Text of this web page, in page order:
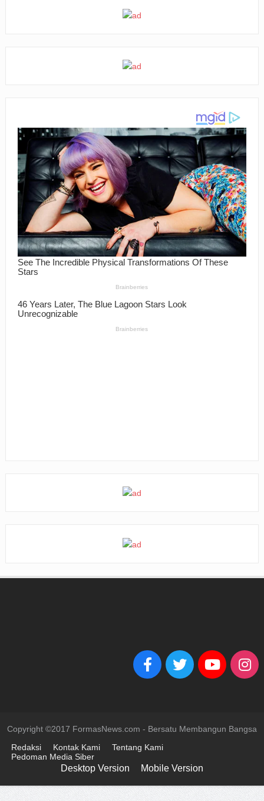
Copyright ©2017 FormasNews.com - Bersatu Membangun Bangsa
Redaksi
Kontak Kami
Tentang Kami
Pedoman Media Siber
Desktop Version Mobile Version